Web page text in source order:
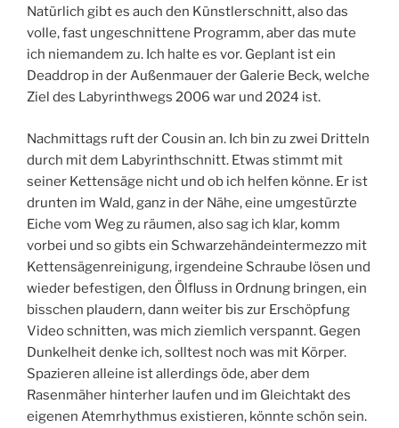
Natürlich gibt es auch den Künstlerschnitt, also das
volle, fast ungeschnittene Programm, aber das mute
ich niemandem zu. Ich halte es vor. Geplant ist ein
Deaddrop in der Außenmauer der Galerie Beck, welche
Ziel des Labyrinthwegs 2006 war und 2024 ist.
Nachmittags ruft der Cousin an. Ich bin zu zwei Dritteln
durch mit dem Labyrinthschnitt. Etwas stimmt mit
seiner Kettensäge nicht und ob ich helfen könne. Er ist
drunten im Wald, ganz in der Nähe, eine umgestürzte
Eiche vom Weg zu räumen, also sag ich klar, komm
vorbei und so gibts ein Schwarzehändeintermezzo mit
Kettensägenreinigung, irgendeine Schraube lösen und
wieder befestigen, den Ölfluss in Ordnung bringen, ein
bisschen plaudern, dann weiter bis zur Erschöpfung
Video schnitten, was mich ziemlich verspannt. Gegen
Dunkelheit denke ich, solltest noch was mit Körper.
Spazieren alleine ist allerdings öde, aber dem
Rasenmäher hinterher laufen und im Gleichtakt des
eigenen Atemrhythmus existieren, könnte schön sein.